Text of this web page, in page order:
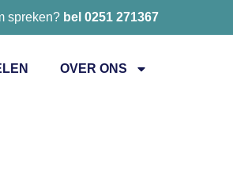
spreken? bel 0251 271367
OVER ONS